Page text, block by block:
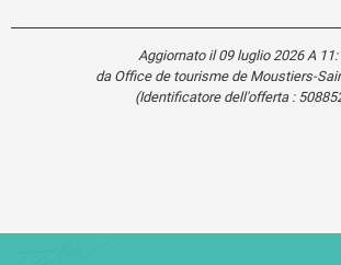
Aggiornato il 09 luglio 2026 A
da Office de tourisme de Moustiers-
(Identificatore dell'offerta :